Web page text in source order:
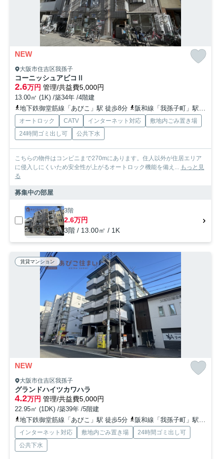
NEW
大阪市住吉区我孫子
コーニッシュアビコⅡ
2.6万円 管理/共益費5,000円
13.00㎡ (1K) /築34年 /4階建
地下鉄御堂筋線「あびこ」駅 徒歩8分
阪和線「我孫子町」駅 徒歩5分
オートロック CATV インターネット対応
敷地内ごみ置き場
24時間ゴミ出し可
公共下水
こちらの物件はコンビニまで270mにあります。住人以外が住居エリア
に侵入しにくいため安全性が上がるオートロック機能を備え... もっと見
る
募集中の部屋
3階
2.6万円
3階 / 13.00㎡ / 1K
賃貸マンション
NEW
大阪市住吉区我孫子
グランドハイツカワハラ
4.2万円 管理/共益費5,000円
22.95㎡ (1DK) /築39年 /5階建
地下鉄御堂筋線「あびこ」駅 徒歩5分
阪和線「我孫子町」駅 徒歩5分
インターネット対応 敷地内ごみ置き場
24時間ゴミ出し可
公共下水